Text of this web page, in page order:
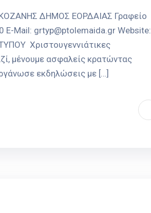
ΔΗΜΟΣ ΕΟΡΔΑΙΑΣ Γραφείο
Mail: grtyp@ptolemaida.gr Website:
Χριστουγεννιάτικες
μένουμε ασφαλείς κρατώντας
εκδηλώσεις με […]